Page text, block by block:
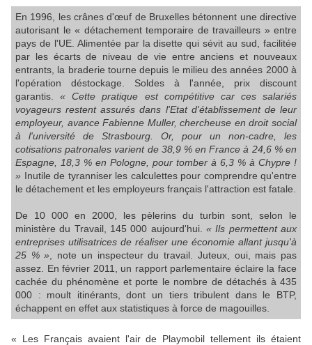
En 1996, les crânes d'œuf de Bruxelles bétonnent une directive
autorisant le « détachement temporaire de travailleurs » entre
pays de l'UE. Alimentée par la disette qui sévit au sud, facilitée
par les écarts de niveau de vie entre anciens et nouveaux
entrants, la braderie tourne depuis le milieu des années 2000 à
l'opération déstockage. Soldes à l'année, prix discount
garantis.« Cette pratique est compétitive car ces salariés
voyageurs restent assurés dans l'Etat d'établissement de leur
employeur, avance Fabienne Muller, chercheuse en droit social
à l'université de Strasbourg. Or, pour un non-cadre, les
cotisations patronales varient de 38,9 % en France à 24,6 % en
Espagne, 18,3 % en Pologne, pour tomber à 6,3 % à Chypre !
» Inutile de tyranniser les calculettes pour comprendre qu'entre
le détachement et les employeurs français l'attraction est fatale.
De 10 000 en 2000, les pèlerins du turbin sont, selon le
ministère du Travail, 145 000 aujourd'hui. « Ils permettent aux
entreprises utilisatrices de réaliser une économie allant jusqu'à
25 % » , note un inspecteur du travail. Juteux, oui, mais pas
assez. En février 2011, un rapport parlementaire éclaire la face
cachée du phénomène et porte le nombre de détachés à 435
000 : moult itinérants, dont un tiers tribulent dans le BTP,
échappent en effet aux statistiques à force de magouilles.
« Les Français avaient l'air de Playmobil tellement ils étaient